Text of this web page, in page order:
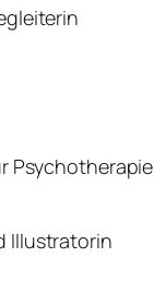
Psychotherapie
Illustratorin